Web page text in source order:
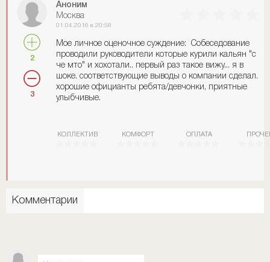
2
3
Аноним
Москва
01.04.2016 в 20:58
Мое личное оценочное суждение: Собеседование
проводили руководители которые курили кальян "с
че мто" и хохотали.. первый раз такое вижу... я в
шоке. соответствующие выводы о компании сделал.
хорошие официанты ребята/девчонки, приятные
улыбчивые.
КОЛЛЕКТИВ КОМФОРТ ОПЛАТА
Комментарии